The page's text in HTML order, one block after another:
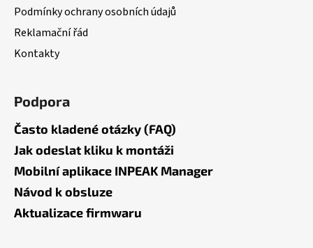
Podmínky ochrany osobních údajů
Reklamační řád
Kontakty
Podpora
Často kladené otázky (FAQ)
Jak odeslat kliku k montáži
Mobilní aplikace INPEAK Manager
Návod k obsluze
Aktualizace firmwaru